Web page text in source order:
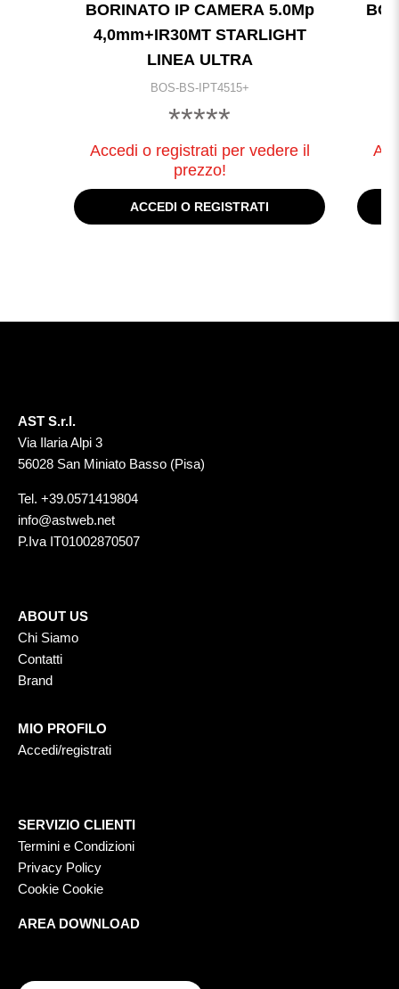
BORINATO IP CAMERA 5.0Mp
4,0mm+IR30MT STARLIGHT
LINEA ULTRA
BOS-BS-IPT4515+
*****
Accedi o registrati per vedere il
prezzo!
ACCEDI O REGISTRATI
AST S.r.l.
Via Ilaria Alpi 3
56028 San Miniato Basso (Pisa)
Tel. +39.0571419804
info@astweb.net
P.Iva IT01002870507
ABOUT US
Chi Siamo
Contatti
Brand
MIO PROFILO
Accedi/registrati
SERVIZIO CLIENTI
Termini e Condizioni
Privacy Policy
Cookie Cookie
AREA DOWNLOAD